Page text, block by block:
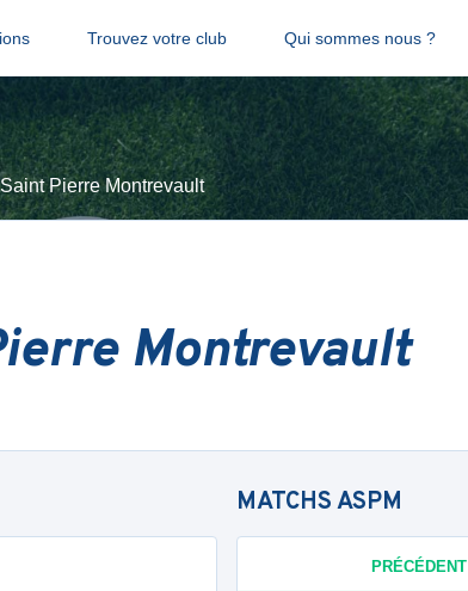
Trouvez votre club Qui sommes nous ?
Pierre Montrevault
Montrevault
MATCHSASPM
PRÉCÉDENT